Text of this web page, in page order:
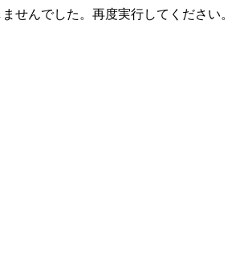
せんでした。再度実行してください。